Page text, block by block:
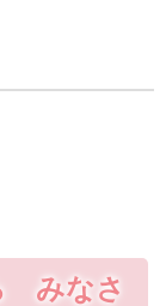
みなさ